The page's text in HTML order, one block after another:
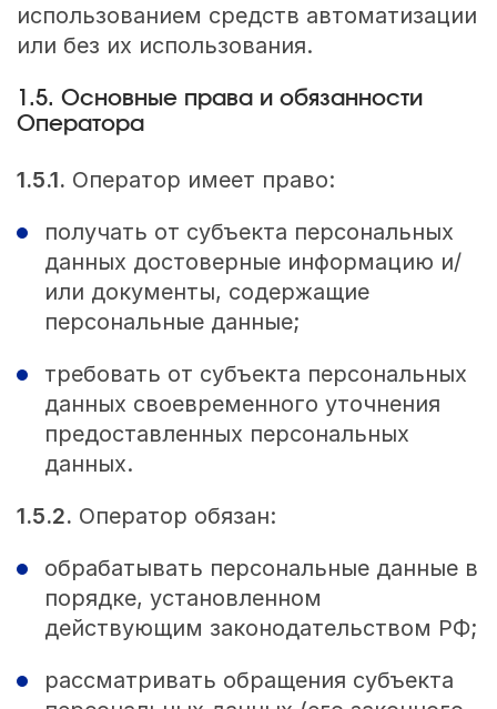
использованием средств автоматизации
или без их использования.
1.5. Основные права и обязанности
Оператора
1.5.1. Оператор имеет право:
получать от субъекта персональных
данных достоверные информацию и/
или документы, содержащие
персональные данные;
требовать от субъекта персональных
данных своевременного уточнения
предоставленных персональных
данных.
1.5.2. Оператор обязан:
обрабатывать персональные данные в
порядке, установленном
действующим законодательством РФ;
рассматривать обращения субъекта